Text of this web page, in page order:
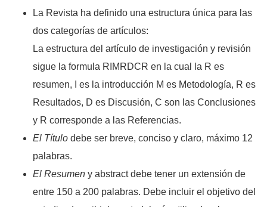
La Revista ha definido una estructura única para las
dos categorías de artículos:
La estructura del artículo de investigación y revisión
sigue la formula RIMRDCR en la cual la R es
resumen, I es la introducción M es Metodología, R es
Resultados, D es Discusión, C son las Conclusiones
y R corresponde a las Referencias.
El Título debe ser breve, conciso y claro, máximo 12
palabras.
El Resumen y abstract debe tener un extensión de
entre 150 a 200 palabras. Debe incluir el objetivo del